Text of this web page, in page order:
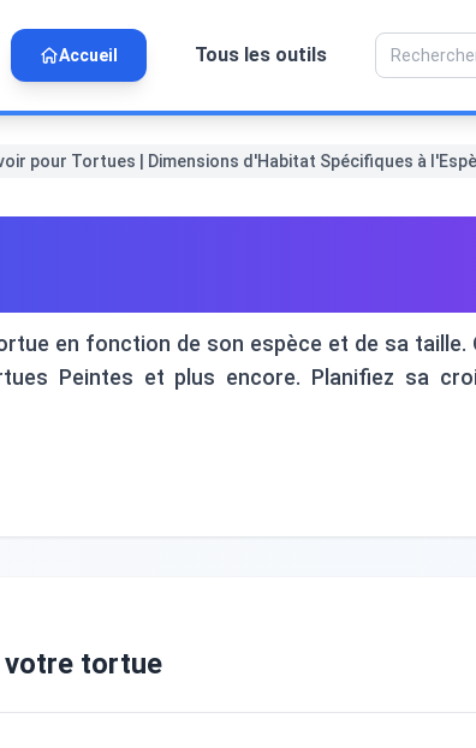
Accueil Tous les outils
pour Tortues | Dimensions d'Habitat Spécifiques à
en fonction de son espèce et de sa taille.
Peintes et plus encore. Planifiez sa
votre tortue